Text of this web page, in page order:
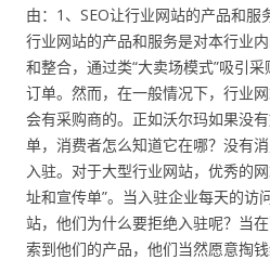
由：1、SEO让行业网站的产品和服
行业网站的产品和服务是对本行业
和整合，通过类“大卖场模式”吸引
订单。然而，在一般情况下，行业
会有采购商的。正如沃尔玛如果没
单，消费者怎么知道它在哪？没有
入驻。对于大型行业网站，优秀的
址和宣传单”。当入驻企业每天的访
站，他们为什么要拒绝入驻呢？当
索到他们的产品，他们当然愿意掏